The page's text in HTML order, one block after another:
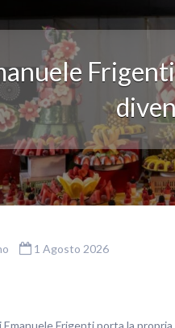
1 Agosto 2026
Frigenti porta la